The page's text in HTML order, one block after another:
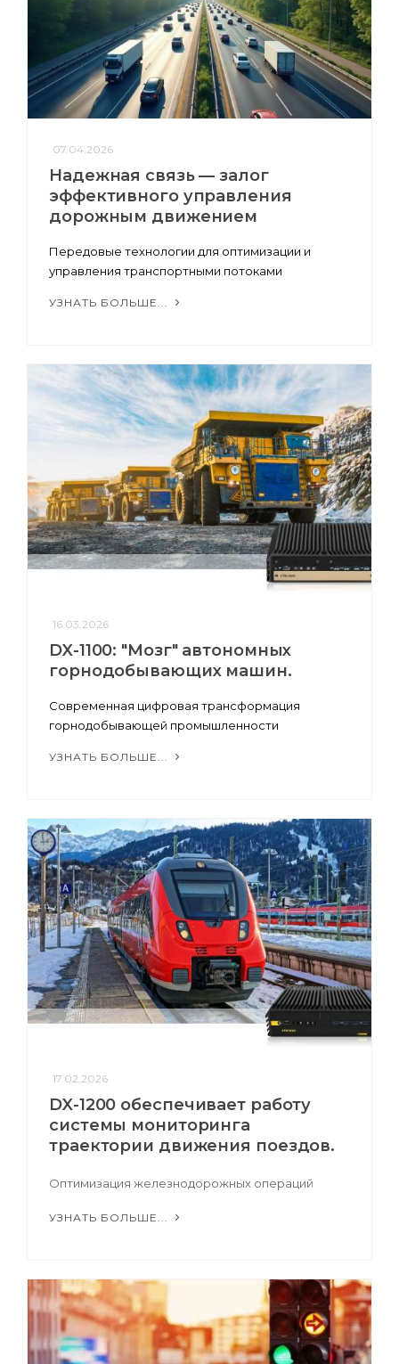
07.04.2026
Надежная связь — залог
эффективного управления
дорожным движением
Передовые технологии для оптимизации и
управления транспортными потоками
УЗНАТЬ БОЛЬШЕ...
16.03.2026
DX-1100: "Мозг" автономных
горнодобывающих машин.
Современная цифровая трансформация
горнодобывающей промышленности
УЗНАТЬ БОЛЬШЕ...
17.02.2026
DX-1200 обеспечивает работу
системы мониторинга
траектории движения поездов.
Оптимизация железнодорожных операций
УЗНАТЬ БОЛЬШЕ...